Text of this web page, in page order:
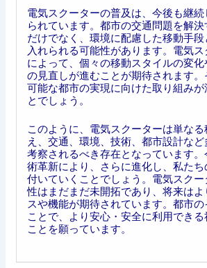
電気スクーターの普及は、今後も継続
られています。都市の交通問題を解
だけでなく、環境に配慮した移動手
入れられる可能性があります。電気
によって、個々の移動スタイルの変
の見直しが進むことが期待されます
可能な都市の実現に向けた取り組みが
とでしょう。
このように、電気スクーターは単なる
え、交通、環境、技術、都市設計な
考察されるべき存在となっています
術革新により、さらに進化し、私た
付いていくことでしょう。電気スク
性はまだまだ未開拓であり、将来は
スや機能が期待されています。都市の
ことで、より安心・安全に利用でき
ことを願っています。